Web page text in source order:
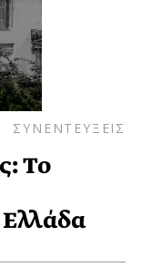
ΣΥΝΕΝΤΕΥΞΕΙΣ
To